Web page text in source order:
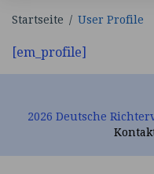
Startseite / User Profile
User
[em_profile]
2026 Deutsche